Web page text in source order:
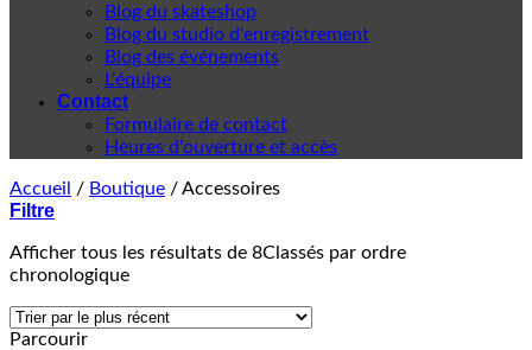
Blog du skateshop
Blog du studio d'enregistrement
Blog des événements
L'équipe
Contact
Formulaire de contact
Heures d'ouverture et accès
Accueil / Boutique /Accessoires
Filtre
Afficher tous les résultats de 8Classés par ordre
chronologique
Parcourir